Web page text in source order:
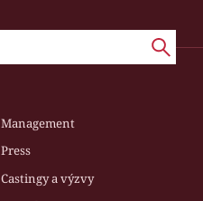
Management
Press
Castingy a výzvy